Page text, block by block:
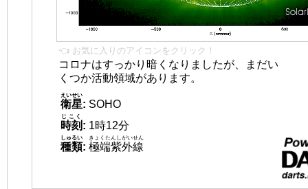
👈 お気に入りのアイコンをクリック！
コロナはすっかり暗くなりましたが、まだい
くつか活動領域があります。
衛星
えいせい
: SOHO
時刻
じこく
: 1時12分
種類
しゅるい
: 極端紫外線
きょくたんしがいせん